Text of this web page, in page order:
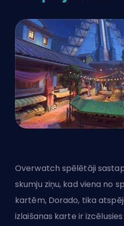
Overwatch spēlētāji
skumju ziņu, kad viena no
kartēm, Dorado, tika
izlaišanas karte ir